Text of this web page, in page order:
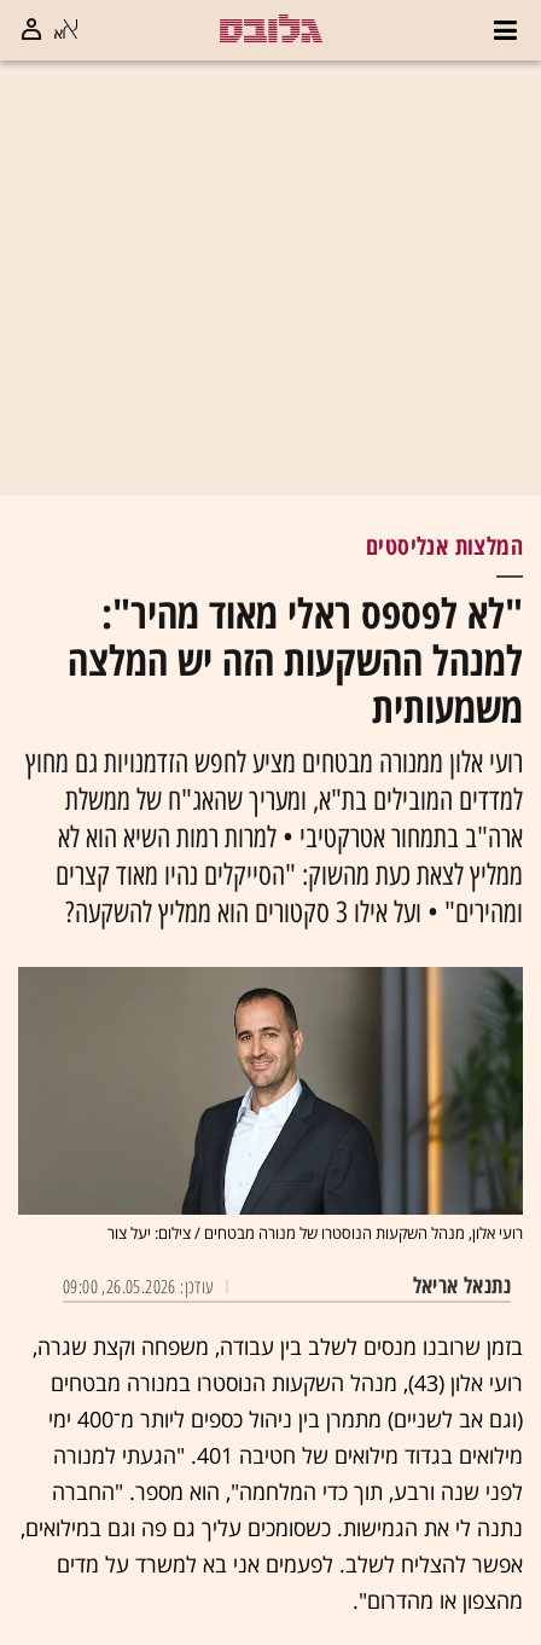
המלצות אנליסטים
"לא לפספס ראלי מאוד מהיר":
למנהל ההשקעות הזה יש המלצה
משמעותית
רועי אלון ממנורה מבטחים מציע לחפש הזדמנויות גם מחוץ
למדדים המובילים בת"א, ומעריך שהאג"ח של ממשלת
ארה"ב בתמחור אטרקטיבי • למרות רמות השיא הוא לא
ממליץ לצאת כעת מהשוק: "הסייקלים נהיו מאוד קצרים
ומהירים" • ועל אילו 3 סקטורים הוא ממליץ להשקעה?
רועי אלון, מנהל השקעות הנוסטרו של מנורה מבטחים / צילום: יעל צור
נתנאל אריאל עודכן: 26.05.2026, 09:00
בזמן שרובנו מנסים לשלב בין עבודה, משפחה וקצת שגרה,
רועי אלון (43), מנהל השקעות הנוסטרו במנורה מבטחים
(וגם אב לשניים) מתמרן בין ניהול כספים ליותר מ־400 ימי
מילואים בגדוד מילואים של חטיבה 401. "הגעתי למנורה
לפני שנה ורבע, תוך כדי המלחמה", הוא מספר. "החברה
נתנה לי את הגמישות. כשסומכים עליך גם פה וגם במילואים,
אפשר להצליח לשלב. לפעמים אני בא למשרד על מדים
מהצפון או מהדרום".